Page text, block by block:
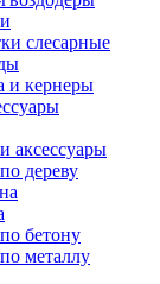
слесарные
и кернеры
аксессуары
дереву
бетону
металлу